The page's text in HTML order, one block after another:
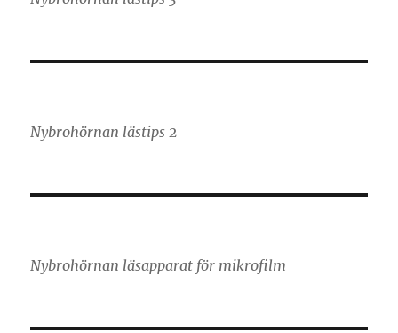
Nybrohörnan lästips 2
Nybrohörnan läsapparat för mikrofilm